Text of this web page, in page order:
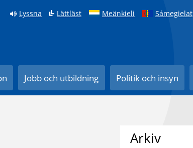
Lyssna Lättläst Meänkieli Sámegielat
Jobb och utbildning Politik och insyn
Arkiv